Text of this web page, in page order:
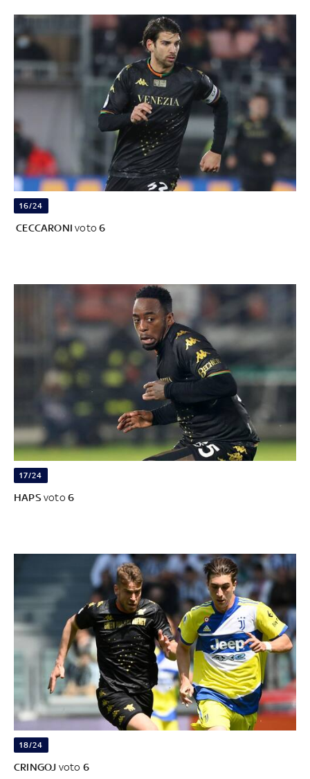
16/24
CECCARONIvoto6
17/24
HAPSvoto 6
18/24
CRINGOJ voto 6